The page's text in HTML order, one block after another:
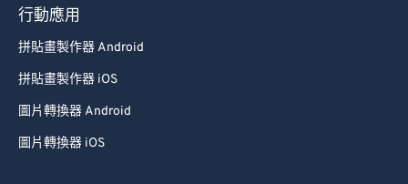
行動應用
拼貼畫製作器 Android
拼貼畫製作器 iOS
圖片轉換器 Android
圖片轉換器 iOS